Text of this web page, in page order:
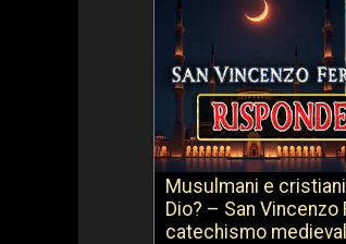
Musulmani e
Dio? – San Vincenzo
catechismo